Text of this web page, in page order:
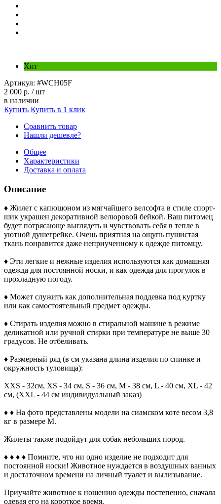
Хит
Артикул: #WCH05F
2 000 р. / шт
в наличии
Купить Купить в 1 клик
Сравнить товар
Нашли дешевле?
Общее
Характеристики
Доставка и оплата
Описание
♦ Жилет с капюшоном из мягчайшего велсофта в стиле спорт-
шик украшен декоративной велюровой бейкой. Ваш питомец
будет потрясающе выглядеть и чувствовать себя в тепле в
уютной душегрейке. Очень приятная на ощупь пушистая
ткань понравится даже неприученному к одежде питомцу.
♦ Эти легкие и нежные изделия используются как домашняя
одежда для постоянной носки, и как одежда для прогулок в
прохладную погоду.
♦ Может служить как дополнительная поддевка под куртку
или как самостоятельный предмет одежды.
♦ Стирать изделия можно в стиральной машине в режиме
деликатной или ручной стирки при температуре не выше 30
градусов. Не отбеливать.
♦ Размерный ряд (в см указана длина изделия по спинке и
окружность туловища):
XXS - 32см, XS - 34 см, S - 36 см, M - 38 см, L - 40 см, XL - 42
см, (XXL - 44 см индивидуальный заказ)
♦ ♦ На фото представлены модели на сиамском коте весом 3,8
кг в размере М.
Жилеты также подойдут для собак небольших пород.
♦ ♦ ♦ ♦ Помните, что ни одно изделие не подходит для
постоянной носки! Животное нуждается в воздушных ванных
и достаточном времени на личный туалет и вылизывание.
Приучайте животное к ношению одежды постепенно, сначала
одевая его на короткое время.